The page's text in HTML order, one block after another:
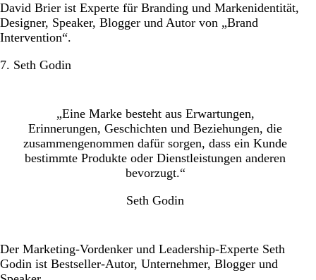
David Brier ist Experte für Branding und Markenidentität,
Designer, Speaker, Blogger und Autor von „Brand
Intervention“.
7. Seth Godin
„Eine Marke besteht aus Erwartungen,
Erinnerungen, Geschichten und Beziehungen, die
zusammengenommen dafür sorgen, dass ein Kunde
bestimmte Produkte oder Dienstleistungen anderen
bevorzugt.“
Seth Godin
Der Marketing-Vordenker und Leadership-Experte Seth
Godin ist Bestseller-Autor, Unternehmer, Blogger und